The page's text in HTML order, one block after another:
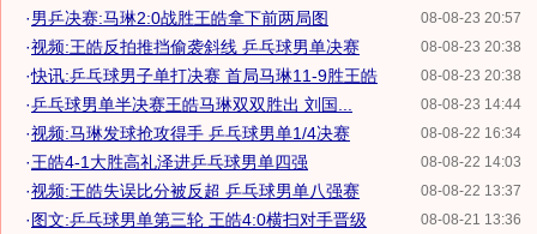
08-08-23 20:57
·男乒决赛:马琳2:0战胜王皓拿下前两局图
08-08-23 20:38
·视频:王皓反拍推挡偷袭斜线 乒乓球男单决赛
08-08-23 20:38
·快讯:乒乓球男子单打决赛 首局马琳11-9胜王皓
08-08-23 14:44
·乒乓球男单半决赛王皓马琳双双胜出 刘国...
08-08-22 16:34
·视频:马琳发球抢攻得手 乒乓球男单1/4决赛
08-08-22 14:03
·王皓4-1大胜高礼泽进乒乓球男单四强
08-08-22 13:37
·视频:王皓失误比分被反超 乒乓球男单八强赛
08-08-21 13:36
·图文:乒乓球男单第三轮 王皓4:0横扫对手晋级